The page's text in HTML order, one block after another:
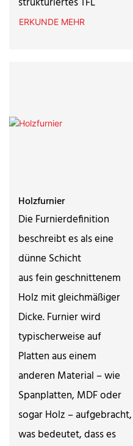
ERKUNDE MEHR
Holzfurnier
Die Furnierdefinition
beschreibt es als eine
dünne Schicht
aus fein geschnittenem
Holz mit gleichmäßiger
Dicke. Furnier wird
typischerweise auf
Platten aus einem
anderen Material – wie
Spanplatten, MDF oder
sogar Holz – aufgebracht,
was bedeutet, dass es